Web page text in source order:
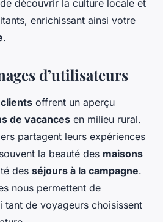
découvrir la culture locale et
enrichissant ainsi votre
.
d’utilisateurs
offrent un aperçu
de vacances en milieu rural.
partagent leurs expériences
la beauté des maisons
des séjours à la campagne.
nous permettent de
de voyageurs choisissent